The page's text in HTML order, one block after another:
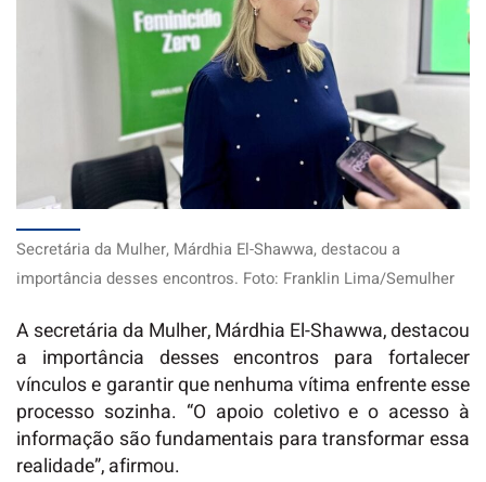
Secretária da Mulher, Márdhia El-Shawwa, destacou a
importância desses encontros. Foto: Franklin Lima/Semulher
A secretária da Mulher, Márdhia El-Shawwa, destacou
a importância desses encontros para fortalecer
vínculos e garantir que nenhuma vítima enfrente esse
processo sozinha. “O apoio coletivo e o acesso à
informação são fundamentais para transformar essa
realidade”, afirmou.